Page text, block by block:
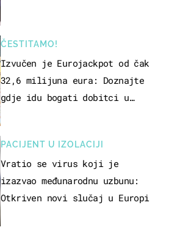
ČESTITAMO!
Izvučen je Eurojackpot od čak
32,6 milijuna eura: Doznajte
gdje idu bogati dobitci u
PACIJENT U IZOLACIJI
Vratio se virus koji je
izazvao međunarodnu uzbunu:
Otkriven novi slučaj u Europi